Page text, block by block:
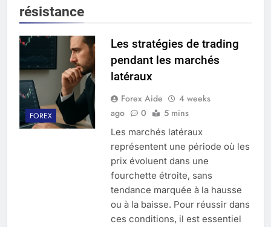
résistance
FOREX
Les stratégies de trading
pendant les marchés
latéraux
Forex Aide
4 weeks
ago
0 5 mins
Les marchés latéraux
représentent une période où les
prix évoluent dans une
fourchette étroite, sans
tendance marquée à la hausse
ou à la baisse. Pour réussir dans
ces conditions, il est essentiel